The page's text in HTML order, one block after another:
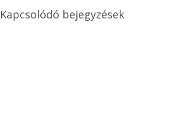
Kapcsolódó bejegyzések